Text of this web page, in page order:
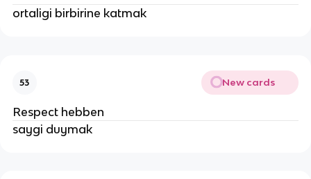
ortaligi birbirine katmak
53 New cards
Respect hebben
saygi duymak